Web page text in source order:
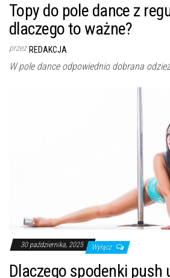
Topy do pole dance z
dlaczego to ważne?
przez REDAKCJA
W pole dance odpowiednio dobrana
30 października, 2025 Wyłącz
Dlaczego spodenki push